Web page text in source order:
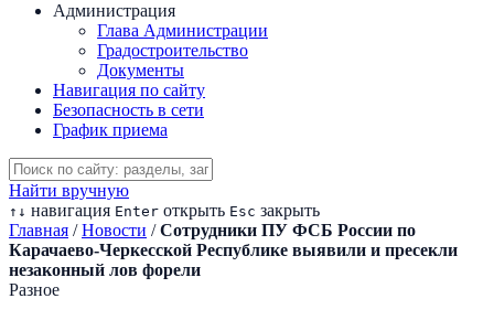
Администрация
Глава Администрации
Градостроительство
Документы
Навигация по сайту
Безопасность в сети
График приема
Найти вручную
↑ ↓ навигация Enter открыть Esc закрыть
Главная / Новости / Сотрудники ПУ ФСБ России по
Карачаево-Черкесской Республике выявили и пресекли
незаконный лов форели
Разное